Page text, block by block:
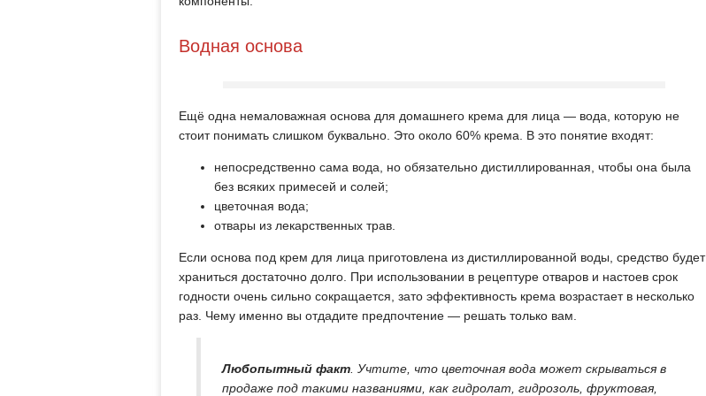
Водная основа
Ещё одна немаловажная основа для домашнего крема для лица — вода, которую не
стоит понимать слишком буквально. Это около 60% крема. В это понятие входят:
непосредственно сама вода, но обязательно дистиллированная, чтобы она была
без всяких примесей и солей;
цветочная вода;
отвары из лекарственных трав.
Если основа под крем для лица приготовлена из дистиллированной воды, средство будет
храниться достаточно долго. При использовании в рецептуре отваров и настоев срок
годности очень сильно сокращается, зато эффективность крема возрастает в несколько
раз. Чему именно вы отдадите предпочтение — решать только вам.
Любопытный факт . Учтите, что цветочная вода может скрываться в
продаже под такими названиями, как гидролат, гидрозоль, фруктовая,